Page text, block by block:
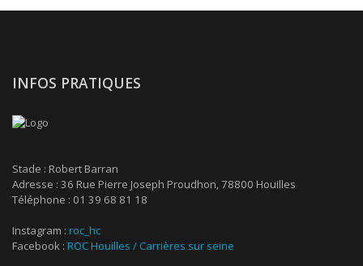
INFOS PRATIQUES
Stade : Robert Barran
Adresse : 36 Rue Pierre Joseph Proudhon, 78800 Houilles
Téléphone : 01 39 68 81 18
Instagram : roc_hc
Facebook : ROC Houilles / Carrières sur seine